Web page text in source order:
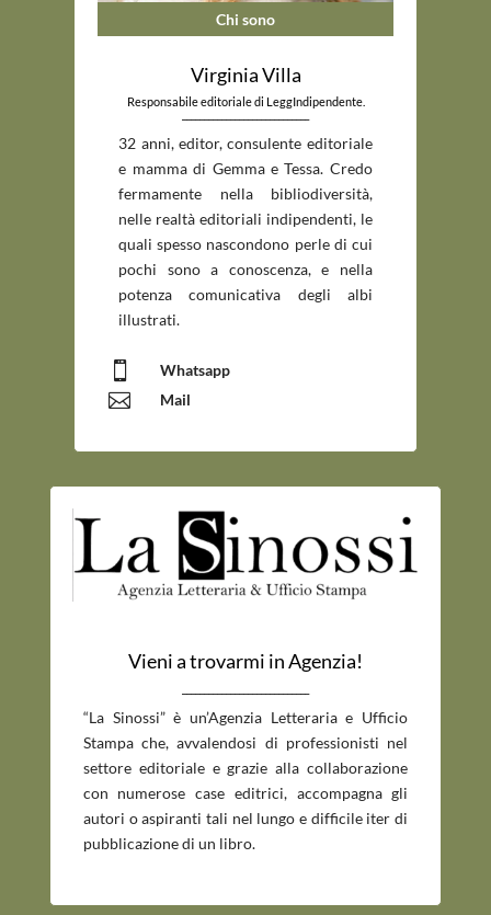
Chi sono
Virginia Villa
Responsabile editoriale di LeggIndipendente.
32 anni, editor, consulente editoriale
e mamma di Gemma e Tessa. Credo
fermamente nella bibliodiversità,
nelle realtà editoriali indipendenti, le
quali spesso nascondono perle di cui
pochi sono a conoscenza, e nella
potenza comunicativa degli albi
illustrati.
 Whatsapp
 Mail
Vieni a trovarmi in Agenzia!
“La Sinossi” è un’Agenzia Letteraria e Ufficio
Stampa che, avvalendosi di professionisti nel
settore editoriale e grazie alla collaborazione
con numerose case editrici, accompagna gli
autori o aspiranti tali nel lungo e difficile iter di
pubblicazione di un libro.